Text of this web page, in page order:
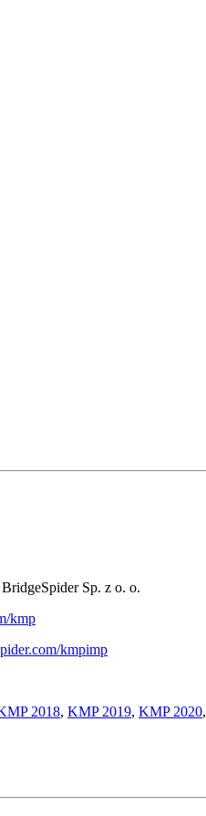
Sp. z o. o.
kmp
kmpimp
2018, KMP 2019, KMP 2020,